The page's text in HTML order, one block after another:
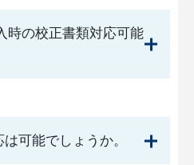
時の校正書類対応可能
可能でしょうか。